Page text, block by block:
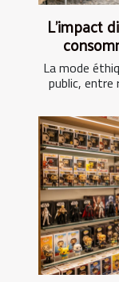
L’impact
La mode
public, entre